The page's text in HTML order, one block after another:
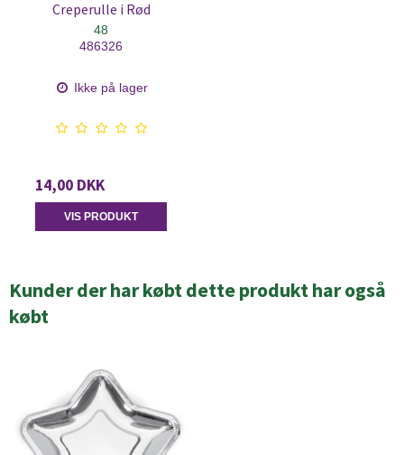
Creperulle i Rød
48
486326
Ikke på lager
14,00 DKK
VIS PRODUKT
Kunder der har købt dette produkt har også
købt